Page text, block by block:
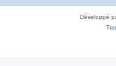
Développé